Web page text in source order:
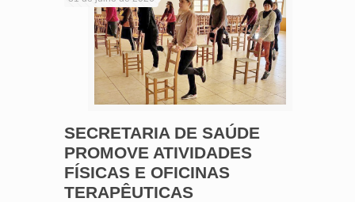
SECRETARIA DE SAÚDE
PROMOVE ATIVIDADES
FÍSICAS E OFICINAS
TERAPÊUTICAS